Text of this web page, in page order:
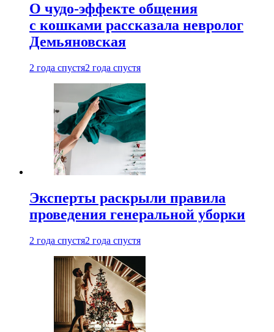
О чудо-эффекте общения
с кошками рассказала невролог
Демьяновская
2 года спустя2 года спустя
Эксперты раскрыли правила
проведения генеральной уборки
2 года спустя2 года спустя